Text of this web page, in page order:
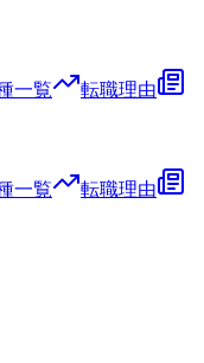
一覧
転職理由
一覧
転職理由